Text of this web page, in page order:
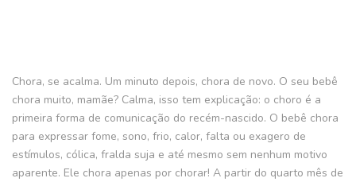
Chora, se acalma. Um minuto depois, chora de novo. O seu bebê
chora muito, mamãe? Calma, isso tem explicação: o choro é a
primeira forma de comunicação do recém-nascido. O bebê chora
para expressar fome, sono, frio, calor, falta ou exagero de
estímulos, cólica, fralda suja e até mesmo sem nenhum motivo
aparente. Ele chora apenas por chorar! A partir do quarto mês de